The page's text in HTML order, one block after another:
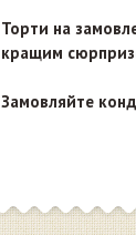
Торти на
кращим
Замовляйте